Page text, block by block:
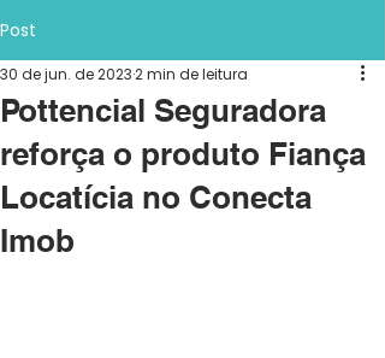
Post
Pottencial Seguradora
reforça o produto Fiança
Locatícia no Conecta
Imob
30 de jun. de 20232 min de leitura